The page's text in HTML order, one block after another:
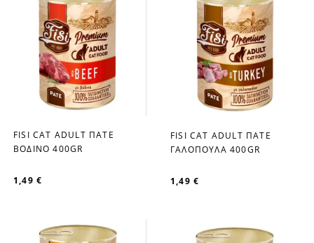
favorite_border
FISI CAT ADULT ΠΑΤΕ
ΒΟΔΙΝΟ 400GR
1,49 €
favorite_border
FISI CAT ADULT ΠΑΤΕ
ΓΑΛΟΠΟΥΛΑ 400GR
1,49 €